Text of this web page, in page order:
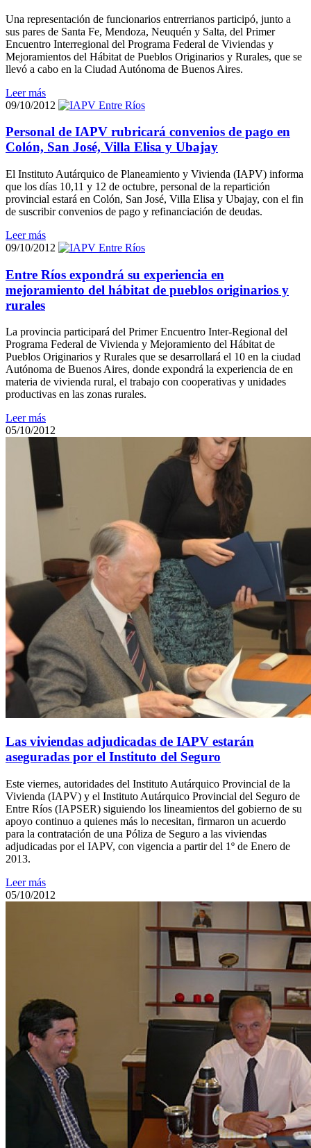
Una representación de funcionarios entrerrianos participó, junto a
sus pares de Santa Fe, Mendoza, Neuquén y Salta, del Primer
Encuentro Interregional del Programa Federal de Viviendas y
Mejoramientos del Hábitat de Pueblos Originarios y Rurales, que se
llevó a cabo en la Ciudad Autónoma de Buenos Aires.
Leer más
09/10/2012
Personal de IAPV rubricará convenios de pago en
Colón, San José, Villa Elisa y Ubajay
El Instituto Autárquico de Planeamiento y Vivienda (IAPV) informa
que los días 10,11 y 12 de octubre, personal de la repartición
provincial estará en Colón, San José, Villa Elisa y Ubajay, con el fin
de suscribir convenios de pago y refinanciación de deudas.
Leer más
09/10/2012
Entre Ríos expondrá su experiencia en
mejoramiento del hábitat de pueblos originarios y
rurales
La provincia participará del Primer Encuentro Inter-Regional del
Programa Federal de Vivienda y Mejoramiento del Hábitat de
Pueblos Originarios y Rurales que se desarrollará el 10 en la ciudad
Autónoma de Buenos Aires, donde expondrá la experiencia de en
materia de vivienda rural, el trabajo con cooperativas y unidades
productivas en las zonas rurales.
Leer más
05/10/2012
Las viviendas adjudicadas de IAPV estarán
aseguradas por el Instituto del Seguro
Este viernes, autoridades del Instituto Autárquico Provincial de la
Vivienda (IAPV) y el Instituto Autárquico Provincial del Seguro de
Entre Ríos (IAPSER) siguiendo los lineamientos del gobierno de su
apoyo continuo a quienes más lo necesitan, firmaron un acuerdo
para la contratación de una Póliza de Seguro a las viviendas
adjudicadas por el IAPV, con vigencia a partir del 1º de Enero de
2013.
Leer más
05/10/2012